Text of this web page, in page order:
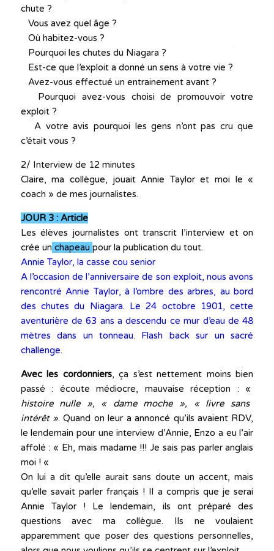
chute ?
Vous avez quel âge ?
Où habitez-vous ?
Pourquoi les chutes du Niagara ?
Est-ce que l’exploit a donné un sens à votre vie ?
Avez-vous effectué un entrainement avant ?
Pourquoi avez-vous choisi de promouvoir votre
exploit ?
A votre avis pourquoi les gens n’ont pas cru que
c’était vous ?
2/ Interview de 12 minutes
Claire, ma collègue, jouait Annie Taylor et moi le «
coach » de mes journalistes.
JOUR 3 : Article
Les élèves journalistes ont transcrit l’interview et on
crée un chapeau pour la publication du tout.
Annie Taylor, la casse cou senior
A l’occasion de l’anniversaire de son exploit, nous avons
rencontré Annie Taylor, à l’ombre des arbres, au bord
des chutes du Niagara. Le 24 octobre 1901, cette
aventurière de 63 ans a descendu ce mur d’eau de 48
mètres dans un tonneau. Flash back sur un sacré
challenge.
Avec les cordonniers, ça s’est nettement moins bien
passé : écoute médiocre, mauvaise réception : «
histoire nulle », « dame moche », « livre sans
intérêt ». Quand on leur a annoncé qu’ils avaient RDV,
le lendemain pour une interview d’Annie, Enzo a eu l’air
affolé : « Eh, mais madame !!! Je sais pas parler anglais
moi ! «
On lui a dit qu’elle aurait sans doute un accent, mais
qu’elle savait parler français ! Il a compris que je serai
Annie Taylor ! Le lendemain, ils ont préparé des
questions avec ma collègue. Ils ne voulaient
apparemment que poser des questions personnelles,